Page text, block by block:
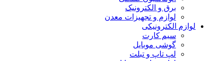
برق و الکترونیک
لوازم و تجهیزات معدن
لوازم الکترونیکی
سیم کارت
گوشی موبایل
لپ تاپ و تبلت